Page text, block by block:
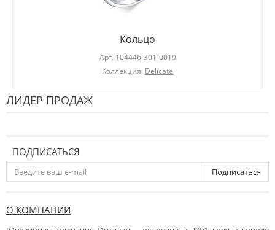
Кольцо
Арт. 104446-301-0019
Коллекция: Delicate
ЛИДЕР ПРОДАЖ
ПОДПИСАТЬСЯ
Подписаться
О КОМПАНИИ